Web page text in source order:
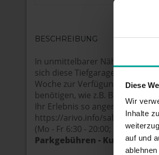
Diese
Wir
Inhalte
auf und
BESCHREIBUNG
In unmittelbarer Nähe zur
sich diese Tiefgarage mit 470
Woche zur Verfügung stehen.
benötigen, wie z.B.
Ihr Erlebnis so angenehm wie
https://arivo.info/saba-
(Mo - Fr 6:30 - 20:00; Sa 7:00 -
Parkgebühren -